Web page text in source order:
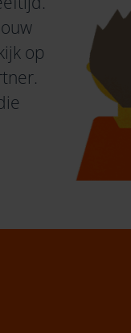
op
.